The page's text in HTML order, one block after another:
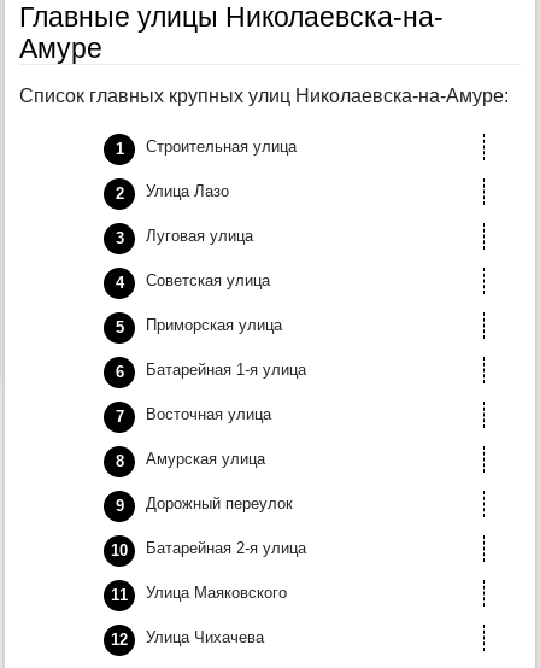
Главные улицы Николаевска-на-
Амуре
Список главных крупных улиц Николаевска-на-Амуре:
Строительная улица
Улица Лазо
Луговая улица
Советская улица
Приморская улица
Батарейная 1-я улица
Восточная улица
Амурская улица
Дорожный переулок
Батарейная 2-я улица
Улица Маяковского
Улица Чихачева